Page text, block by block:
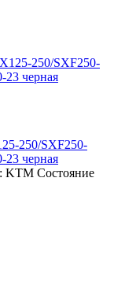
250/SXF250-
23 черная
KTM Состояние